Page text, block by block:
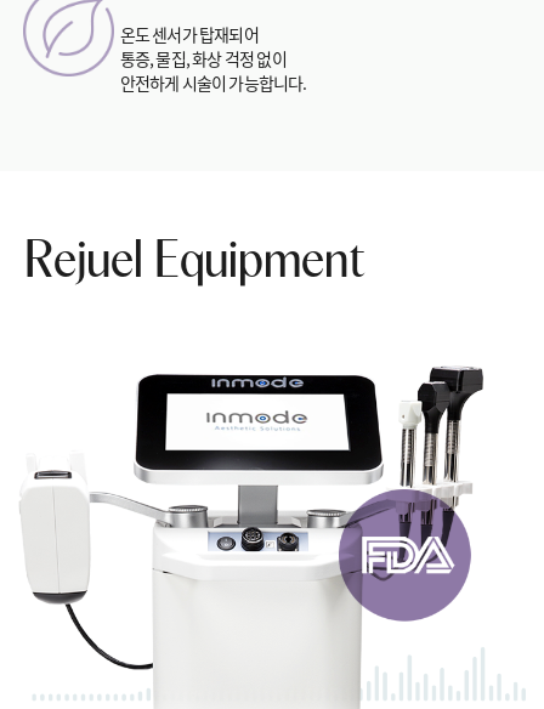
온도 센서가 탑재되어
통증, 물집, 화상 걱정 없이
안전하게 시술이 가능합니다.
Rejuel Equipment